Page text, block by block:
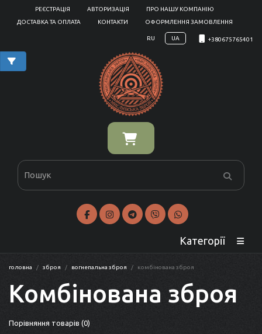
РЕЄСТРАЦІЯ АВТОРИЗАЦІЯ
ПРО НАШУ КОМПАНІЮ
ДОСТАВКА ТА ОПЛАТА
КОНТАКТИ ОФОРМЛЕННЯ ЗАМОВЛЕННЯ
RU UA +380675765401
Категорії
головна зброя вогнепальна зброя комбінована зброя
Комбінована зброя
Порівняння товарів (0)